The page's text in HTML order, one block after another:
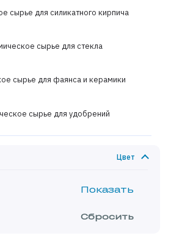
сырье для силикатного кирпича
сырье для стекла
сырье для фаянса и керамики
сырье для удобрений
Цвет